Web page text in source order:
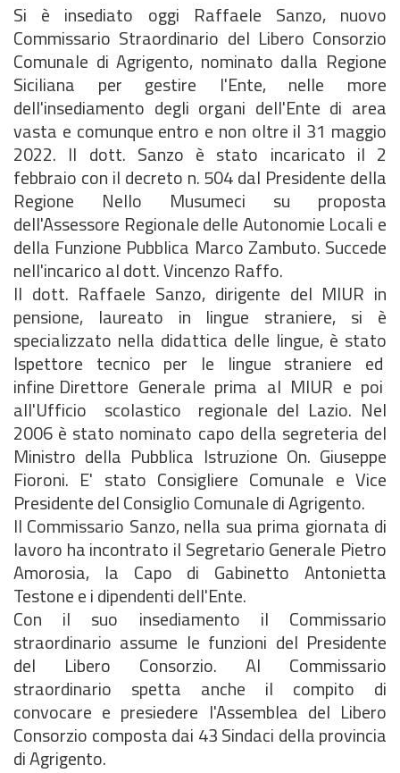
Si è insediato oggi Raffaele Sanzo, nuovo
Commissario Straordinario del Libero Consorzio
Comunale di Agrigento, nominato dalla Regione
Siciliana per gestire l'Ente, nelle more
dell'insediamento degli organi dell'Ente di area
vasta e comunque entro e non oltre il 31 maggio
2022. Il dott. Sanzo è stato incaricato il 2
febbraio con il decreto n. 504 dal Presidente della
Regione Nello Musumeci su proposta
dell'Assessore Regionale delle Autonomie Locali e
della Funzione Pubblica Marco Zambuto. Succede
nell'incarico al dott. Vincenzo Raffo.
Il dott. Raffaele Sanzo, dirigente del MIUR in
pensione, laureato in lingue straniere, si è
specializzato nella didattica delle lingue, è stato
Ispettore tecnico per le lingue straniere ed
infine Direttore Generale prima al MIUR e poi
all'Ufficio scolastico regionale del Lazio. Nel
2006 è stato nominato capo della segreteria del
Ministro della Pubblica Istruzione On. Giuseppe
Fioroni. E' stato Consigliere Comunale e Vice
Presidente del Consiglio Comunale di Agrigento.
Il Commissario Sanzo, nella sua prima giornata di
lavoro ha incontrato il Segretario Generale Pietro
Amorosia, la Capo di Gabinetto Antonietta
Testone e i dipendenti dell'Ente.
Con il suo insediamento il Commissario
straordinario assume le funzioni del Presidente
del Libero Consorzio. Al Commissario
straordinario spetta anche il compito di
convocare e presiedere l'Assemblea del Libero
Consorzio composta dai 43 Sindaci della provincia
di Agrigento.